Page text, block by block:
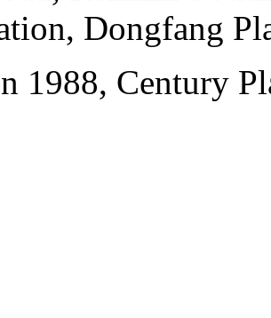
Dongfang
1988, Century